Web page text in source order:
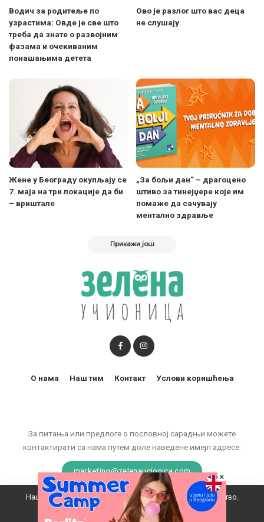
Водич за родитеље по
узрастима: Овде је све што
треба да знате о развојним
фазама и очекиваним
понашањима детета
Ово је разлог што вас деца
не слушају
Жене у Београду окупљају се
7. маја на три локације да би
– вриштале
„За бољи дан“ – драгоцено
штиво за тинејџере које им
помаже да сачувају
ментално здравље
Прикажи још
За питања или предлоге о пословној сарадњи можете
контактирати са нама путем доле наведене имејл адресе:
marketing@zelenaucionica.com
О нама Наш тим Контакт Услови коришћења
© 2011-2024 Copyright by Zelena učionica. All Rights reserved.
Наш вебсајт користи колачиће да побољша ваше искуство.
Прихватам
×